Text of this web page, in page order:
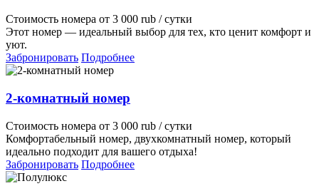
Стоимость номера от 3 000 rub / сутки
Этот номер — идеальный выбор для тех, кто ценит комфорт и
уют.
Забронировать Подробнее
2-комнатный номер
Стоимость номера от 3 000 rub / сутки
Комфортабельный номер, двухкомнатный номер, который
идеально подходит для вашего отдыха!
Забронировать Подробнее